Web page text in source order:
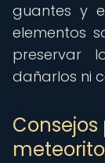
guantes y
elementos
preservar
dañarlos ni